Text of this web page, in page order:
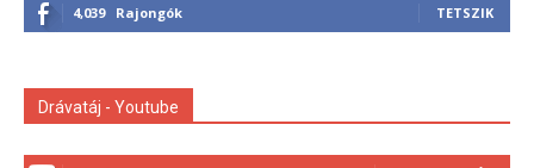
4,039 Rajongók TETSZIK
Drávatáj - Youtube